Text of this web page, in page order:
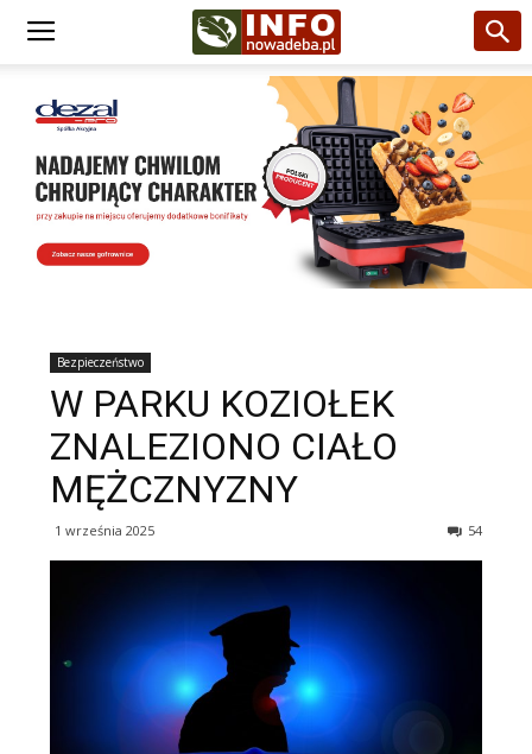
Bezpieczeństwo
W PARKU KOZIOŁEK
ZNALEZIONO CIAŁO
MĘŻCZNYZNY
1 września 2025 54